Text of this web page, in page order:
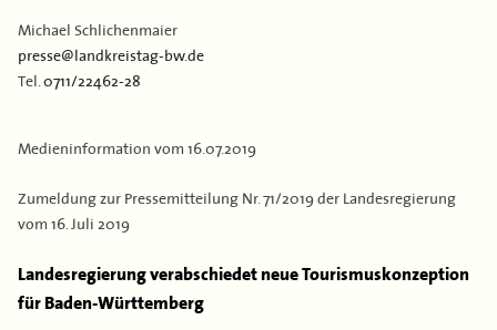
Kontakt
Partner
Flächen & Einwohner
Michael Schlichenmaier
presse@landkreistag-bw.de
Tel. 0711/22462-28
Medieninformation vom 16.07.2019
Zumeldung zur Pressemitteilung Nr. 71/2019 der Landesregierung
vom 16. Juli 2019
Landesregierung verabschiedet neue Tourismuskonzeption
für Baden-Württemberg